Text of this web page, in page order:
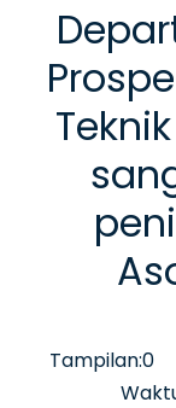
Tampilan:0